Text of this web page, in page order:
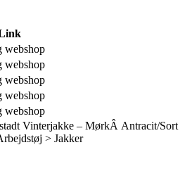
webshop
webshop
webshop
webshop
webshop
Vinterjakke – MørkÂ Antracit/Sort
> Jakker